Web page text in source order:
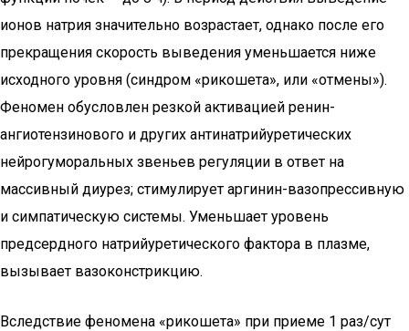
ионов натрия значительно возрастает, однако после его
прекращения скорость выведения уменьшается ниже
исходного уровня (синдром «рикошета», или «отмены»).
Феномен обусловлен резкой активацией ренин-
ангиотензинового и других антинатрийуретических
нейрогуморальных звеньев регуляции в ответ на
массивный диурез; стимулирует аргинин-вазопрессивную
и симпатическую системы. Уменьшает уровень
предсердного натрийуретического фактора в плазме,
вызывает вазоконстрикцию.
Вследствие феномена «рикошета» при приеме 1 раз/сут